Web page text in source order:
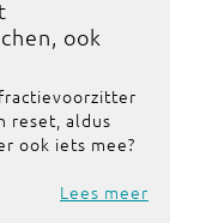
ook
reset, aldus
ook iets mee?
Lees meer